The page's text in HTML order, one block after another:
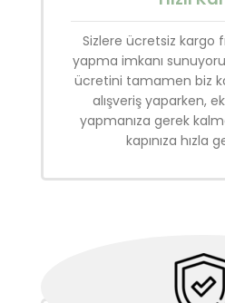
Sizlere ücretsiz kargo
yapma imkanı
ücretini tamamen biz
alışveriş yaparken,
yapmanıza gerek
kapınıza hızla